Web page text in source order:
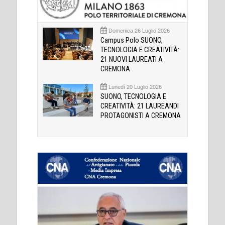
Domenica 26 Luglio 2026
Campus Polo SUONO,
TECNOLOGIA E CREATIVITÀ:
21 NUOVI LAUREATI A
CREMONA
Lunedì 20 Luglio 2026
SUONO, TECNOLOGIA E
CREATIVITÀ: 21 LAUREANDI
PROTAGONISTI A CREMONA